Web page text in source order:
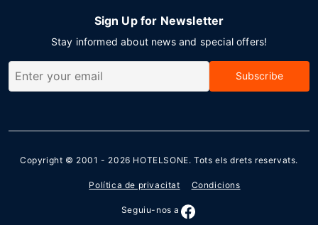
Sign Up for Newsletter
Stay informed about news and special offers!
Subscribe
Copyright © 2001 - 2026 HOTELSONE. Tots els drets reservats.
Política de privacitat Condicions
Seguiu-nos a